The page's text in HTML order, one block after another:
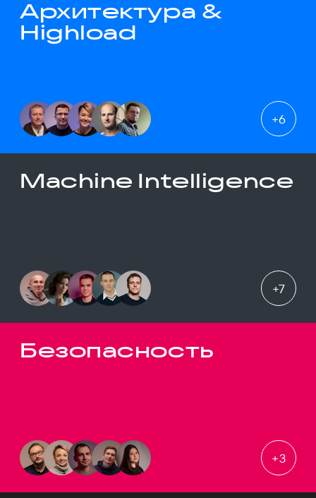
Архитектура &
Highload
+6
Machine Intelligence
+7
Безопасность
+3